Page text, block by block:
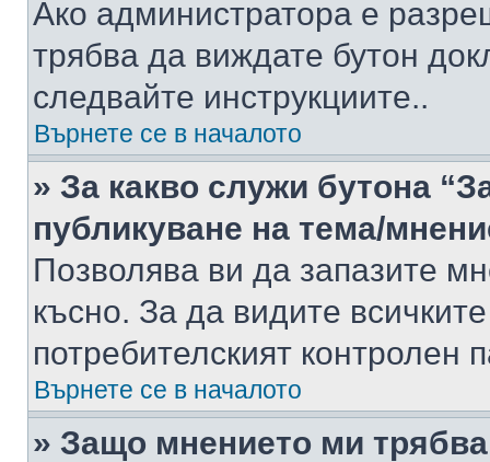
Ако администратора е
трябва да виждате бутон
следвайте инструкциите..
Върнете се в началото
» За какво служи бутона
публикуване на тема/
Позволява ви да запазите
късно. За да видите
потребителският контролен
Върнете се в началото
» Защо мнението ми